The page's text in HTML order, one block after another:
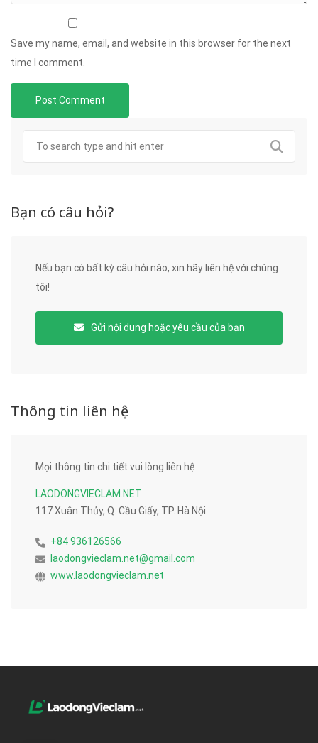
Save my name, email, and website in this browser for the next
time I comment.
Bạn có câu hỏi?
Nếu bạn có bất kỳ câu hỏi nào, xin hãy liên hệ với chúng
tôi!
Gửi nội dung hoặc yêu cầu của bạn
Thông tin liên hệ
Mọi thông tin chi tiết vui lòng liên hệ
LAODONGVIECLAM.NET
117 Xuân Thủy, Q. Cầu Giấy, TP. Hà Nội
+84 936126566
laodongvieclam.net@gmail.com
www.laodongvieclam.net